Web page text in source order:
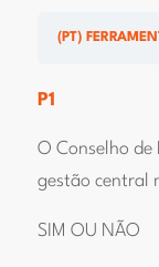
P1
O Conselho de
gestão central
SIM OU NÃO